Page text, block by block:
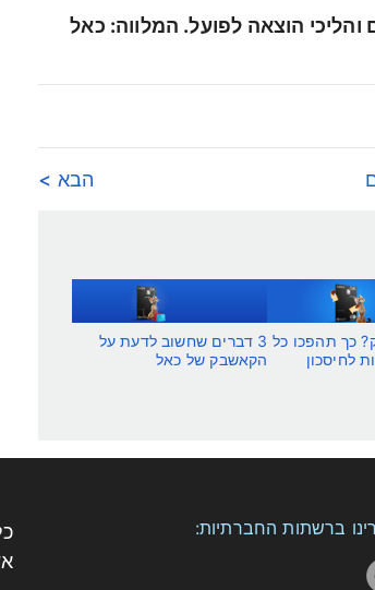
והליכי הוצאה לפועל. המלווה: כאל
הבא >
כך תהפכו כל
לחיסכון
3 דברים שחשוב לדעת על
הקאשבק של כאל
ברשתות החברתיות: